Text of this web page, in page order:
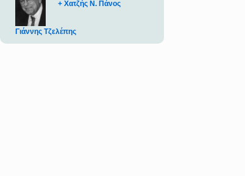
+ Χατζής Ν. Πάνος
Γιάννης Τζελέπης